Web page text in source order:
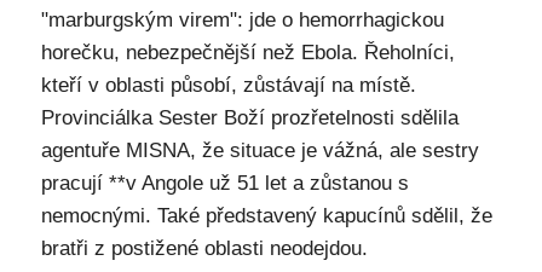
"marburgským virem": jde o hemorrhagickou
horečku, nebezpečnější než Ebola. Řeholníci,
kteří v oblasti působí, zůstávají na místě.
Provinciálka Sester Boží prozřetelnosti sdělila
agentuře MISNA, že situace je vážná, ale sestry
pracují **v Angole už 51 let a zůstanou s
nemocnými. Také představený kapucínů sdělil, že
bratři z postižené oblasti neodejdou.